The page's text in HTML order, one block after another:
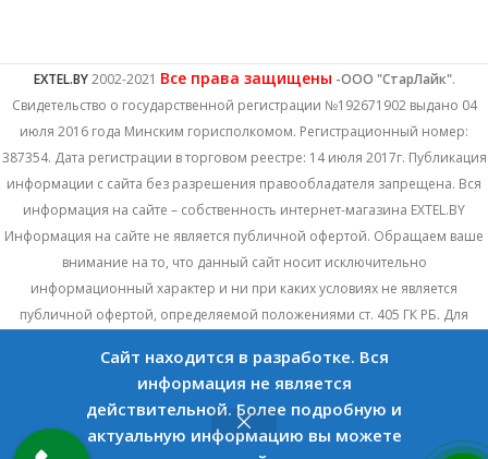
Сайт находится в разработке. Вся
информация не является
действительной. Более подробную и
актуальную информацию вы можете
EXTEL.BY2002-2021 Все права защищены -ООО "СтарЛайк".
Свидетельство о государственной регистрации №192671902 выдано 04
июля 2016 года Минским горисполкомом. Регистрационный номер:
387354. Дата регистрации в торговом реестре: 14 июля 2017г. Публикация
информации с сайта без разрешения правообладателя запрещена. Вся
информация на сайте – собственность интернет-магазина EXTEL.BY
Информация на сайте не является публичной офертой. Обращаем ваше
внимание на то, что данный сайт носит исключительно
информационный характер и ни при каких условиях не является
публичной офертой, определяемой положениями ст. 405 ГК РБ. Для
товаров и (или) услуг, пожалуйста, обращайтесь к менеджеру сайта с
помощью специальной формы связи или по телефонам, указанных в
контактах.